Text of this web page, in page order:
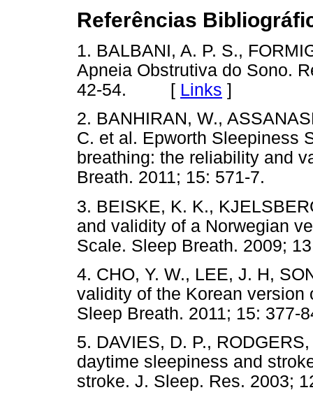
Referências
1. BALBANI, A. P. S.,
Apneia Obstrutiva do Sono.
42-54. [ Links ]
2. BANHIRAN, W.,
C. et al. Epworth Sleepiness
breathing: the reliability and
Breath. 2011; 15: 571-7.
3. BEISKE, K. K.,
and validity of a Norwegian
Scale. Sleep Breath. 2009;
4. CHO, Y. W., LEE, J. H,
validity of the Korean
Sleep Breath. 2011; 15: 377-
5. DAVIES, D. P.,
daytime sleepiness and
stroke. J. Sleep. Res. 2003;